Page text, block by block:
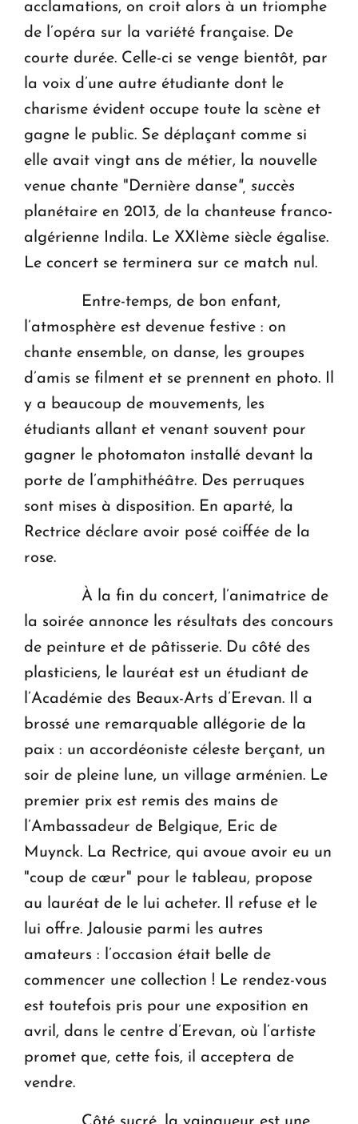
acclamations, on croit alors à un triomphe
de l’opéra sur la variété française. De
courte durée. Celle-ci se venge bientôt, par
la voix d’une autre étudiante dont le
charisme évident occupe toute la scène et
gagne le public. Se déplaçant comme si
elle avait vingt ans de métier, la nouvelle
venue chante "Dernière danse", succès
planétaire en 2013, de la chanteuse franco-
algérienne Indila. Le XXIème siècle égalise.
Le concert se terminera sur ce match nul.
Entre-temps, de bon enfant,
l’atmosphère est devenue festive : on
chante ensemble, on danse, les groupes
d’amis se filment et se prennent en photo. Il
y a beaucoup de mouvements, les
étudiants allant et venant souvent pour
gagner le photomaton installé devant la
porte de l’amphithéâtre. Des perruques
sont mises à disposition. En aparté, la
Rectrice déclare avoir posé coiffée de la
rose.
À la fin du concert, l’animatrice de
la soirée annonce les résultats des concours
de peinture et de pâtisserie. Du côté des
plasticiens, le lauréat est un étudiant de
l’Académie des Beaux-Arts d’Erevan. Il a
brossé une remarquable allégorie de la
paix : un accordéoniste céleste berçant, un
soir de pleine lune, un village arménien. Le
premier prix est remis des mains de
l’Ambassadeur de Belgique, Eric de
Muynck. La Rectrice, qui avoue avoir eu un
"coup de cœur" pour le tableau, propose
au lauréat de le lui acheter. Il refuse et le
lui offre. Jalousie parmi les autres
amateurs : l’occasion était belle de
commencer une collection ! Le rendez-vous
est toutefois pris pour une exposition en
avril, dans le centre d’Erevan, où l’artiste
promet que, cette fois, il acceptera de
vendre.